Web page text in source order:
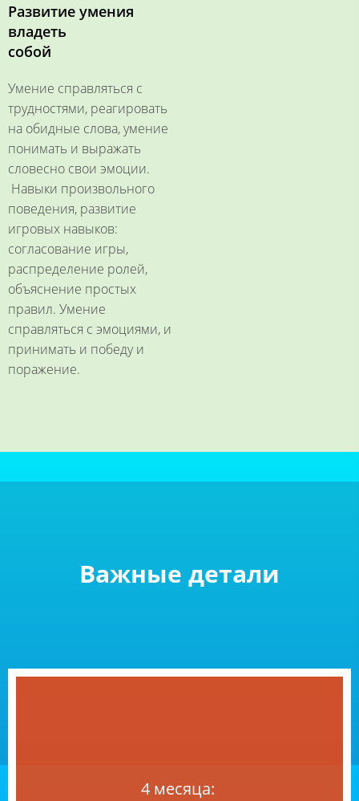
Развитие умения
владеть
собой
Умение справляться с
трудностями, реагировать
на обидные слова, умение
понимать и выражать
словесно свои эмоции.
Навыки произвольного
поведения, развитие
игровых навыков:
согласование игры,
распределение ролей,
объяснение простых
правил. Умение
справляться с эмоциями, и
принимать и победу и
поражение.
Важные детали
4 месяца: